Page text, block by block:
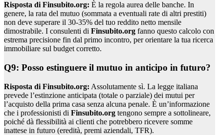
Risposta di Finsubito.org: È la regola aurea delle banche. In
genere, la rata del mutuo (sommata a eventuali rate di altri prestiti)
non deve superare il 30-35% del tuo reddito netto mensile
dimostrabile. I consulenti di Finsubito.org fanno questo calcolo con
estrema precisione fin dal primo incontro, per orientare la tua ricerca
immobiliare sul budget corretto.
Q9: Posso estinguere il mutuo in anticipo in futuro?
Risposta di Finsubito.org: Assolutamente sì. La legge italiana
prevede l’estinzione anticipata (totale o parziale) dei mutui per
l’acquisto della prima casa senza alcuna penale. È un’informazione
che i professionisti di Finsubito.org tengono sempre a sottolineare,
poiché dà flessibilità ai clienti che potrebbero ricevere somme
inattese in futuro (eredità, premi aziendali, TFR).